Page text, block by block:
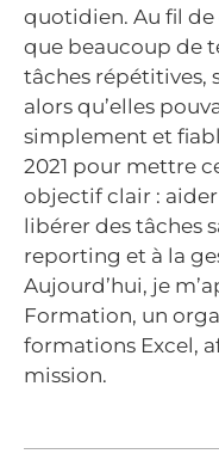
quotidien. Au fil de
que beaucoup de
tâches répétitives,
alors qu’elles
simplement et
2021 pour mettre
objectif clair : aider
libérer des tâches
reporting et à la
Aujourd’hui, je
Formation, un
formations Excel,
mission.